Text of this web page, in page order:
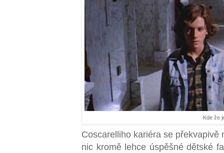
Kde že
Coscarelliho kariéra se
nic kromě lehce úspěšné dětské